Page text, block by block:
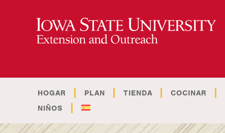
HOGAR PLAN TIENDA COCINAR
NIÑOS